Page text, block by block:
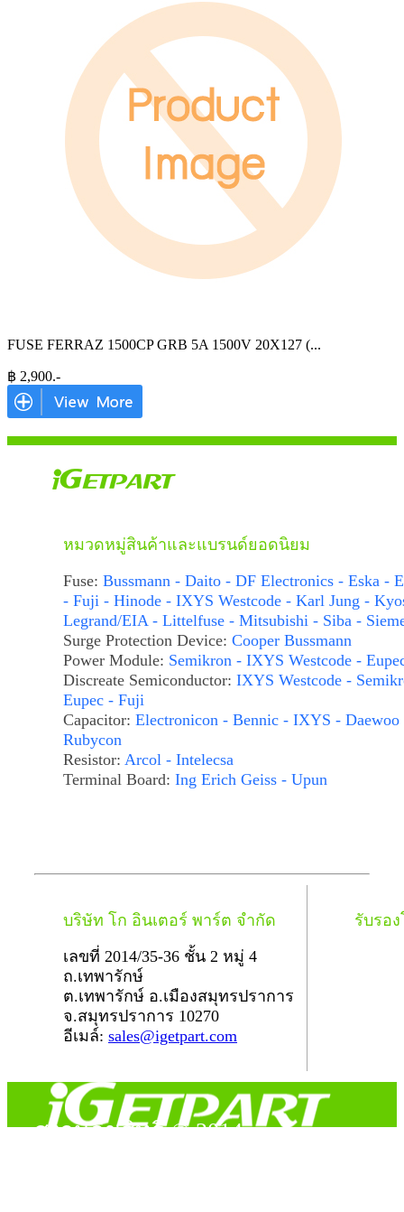
FUSE FERRAZ 1500CP GRB 5A 1500V 20X127 (...
฿ 2,900.-
หมวดหมู่สินค้าและแบรนด์ยอดนิยม
Fuse: Bussmann - Daito - DF Electronics - Eska -
- Fuji - Hinode - IXYS Westcode - Karl Jung -
Legrand/EIA - Littelfuse - Mitsubishi - Siba -
Surge Protection Device: Cooper Bussmann
Power Module: Semikron - IXYS Westcode -
Discreate Semiconductor: IXYS Westcode -
Eupec - Fuji
Capacitor: Electronicon - Bennic - IXYS - Daewoo
Rubycon
Resistor: Arcol - Intelecsa
Terminal Board: Ing Erich Geiss - Upun
บริษัท โก อินเตอร์ พาร์ต จำกัด
เลขที่ 2014/35-36 ชั้น 2 หมู่ 4
ถ.เทพารักษ์
ต.เทพารักษ์ อ.เมืองสมุทรปราการ
จ.สมุทรปราการ 10270
อีเมล์: sales@igetpart.com
รับรอ
สงวนลิขสิทธิ์ © 2014